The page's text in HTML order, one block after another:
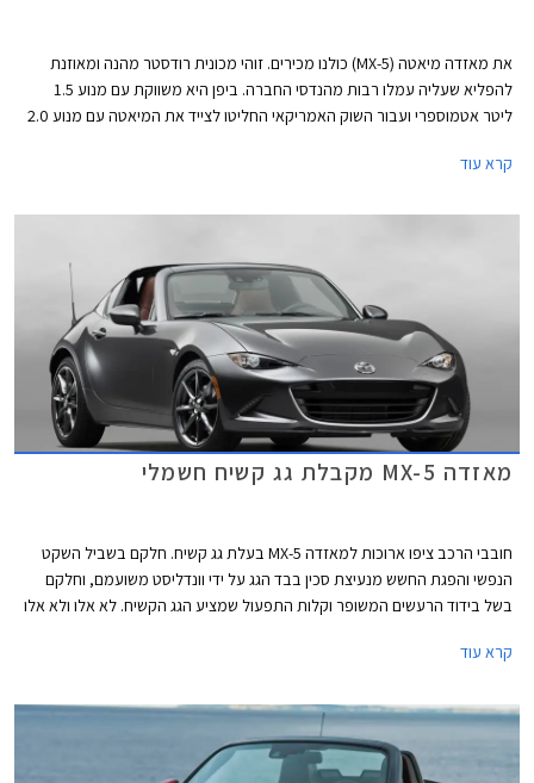
את מאזדה מיאטה (MX-5) כולנו מכירים. זוהי מכונית רודסטר מהנה ומאוזנת
להפליא שעליה עמלו רבות מהנדסי החברה. ביפן היא משווקת עם מנוע 1.5
ליטר אטמוספרי ועבור השוק האמריקאי החליטו לצייד את המיאטה עם מנוע 2.0
החל מהצ'יפס במקדונדלס ועד למנוע ברכב.
קרא עוד
מאזדה MX-5 מקבלת גג קשיח חשמלי
חובבי הרכב ציפו ארוכות למאזדה MX-5 בעלת גג קשיח. חלקם בשביל השקט
הנפשי והפגת החשש מנעיצת סכין בבד הגג על ידי וונדליסט משועמם, וחלקם
בשל בידוד הרעשים המשופר וקלות התפעול שמציע הגג הקשיח. לא אלו ולא אלו
כך.
קרא עוד